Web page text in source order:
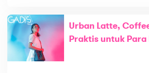
Urban Latte,
Praktis untuk